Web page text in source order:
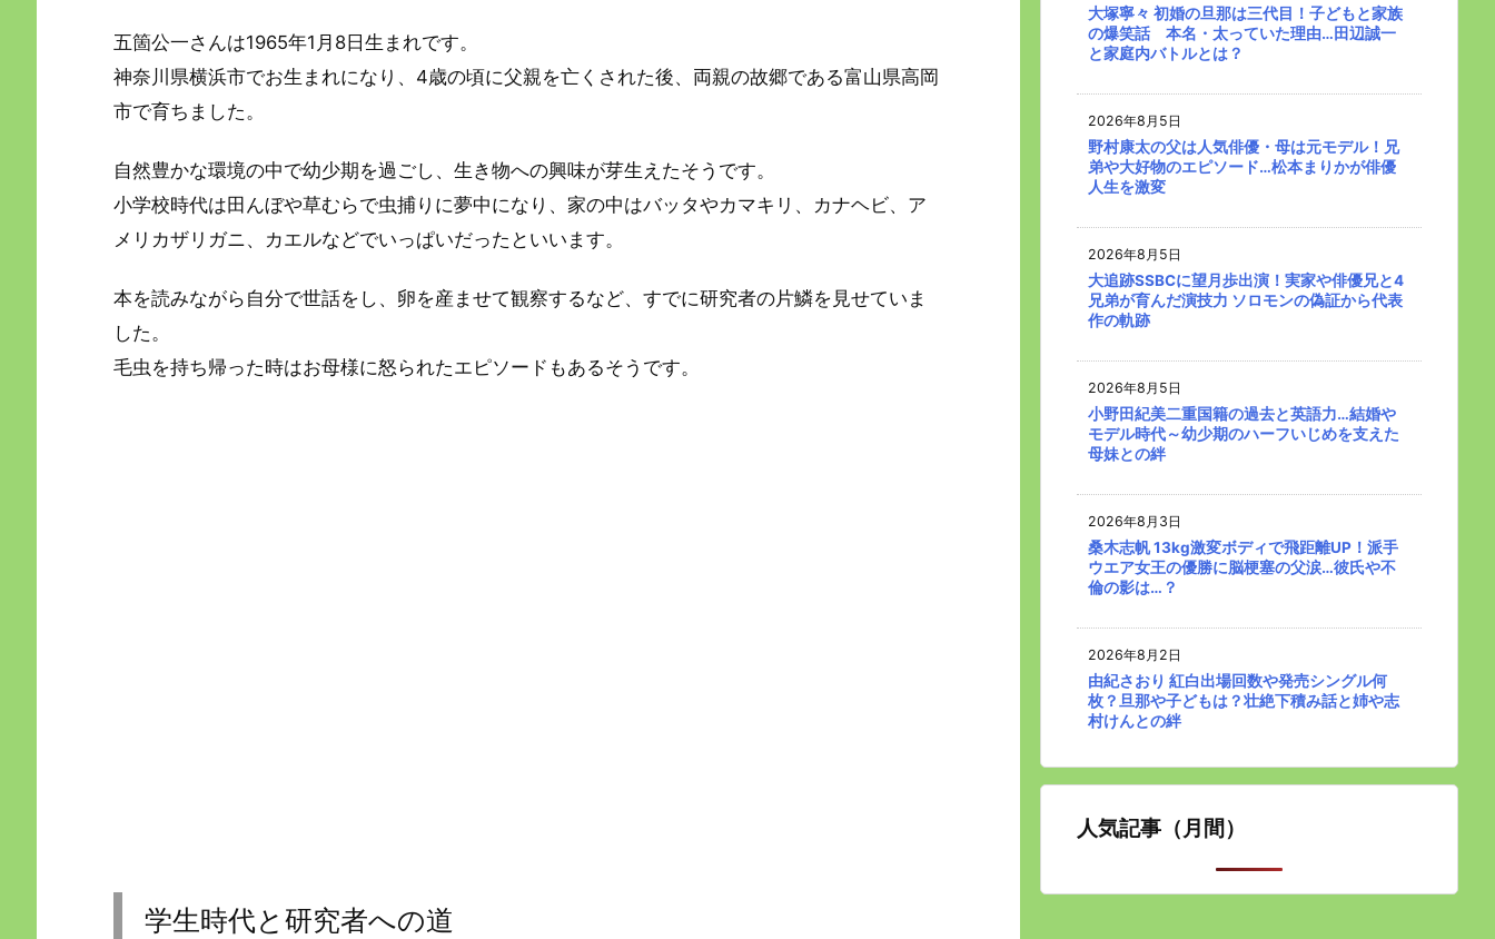
五箇公一さんは1965年1月8日生まれです。
神奈川県横浜市でお生まれになり、4歳の頃に父親を亡くされた後、両親の故郷である富山県高岡
市で育ちました。
自然豊かな環境の中で幼少期を過ごし、生き物への興味が芽生えたそうです。
小学校時代は田んぼや草むらで虫捕りに夢中になり、家の中はバッタやカマキリ、カナヘビ、ア
メリカザリガニ、カエルなどでいっぱいだったといいます。
本を読みながら自分で世話をし、卵を産ませて観察するなど、すでに研究者の片鱗を見せていま
した。
毛虫を持ち帰った時はお母様に怒られたエピソードもあるそうです。
学生時代と研究者への道
大塚寧々 初婚の旦那は三代目！子どもと家族
の爆笑話 本名・太っていた理由…田辺誠一
と家庭内バトルとは？
2026年8月5日
野村康太の父は人気俳優・母は元モデル！兄
弟や大好物のエピソード…松本まりかが俳優
人生を激変
2026年8月5日
大追跡SSBCに望月歩出演！実家や俳優兄と4
兄弟が育んだ演技力 ソロモンの偽証から代表
作の軌跡
2026年8月5日
小野田紀美二重国籍の過去と英語力…結婚や
モデル時代～幼少期のハーフいじめを支えた
母妹との絆
2026年8月3日
桑木志帆 13kg激変ボディで飛距離UP！派手
ウエア女王の優勝に脳梗塞の父涙…彼氏や不
倫の影は…？
2026年8月2日
由紀さおり 紅白出場回数や発売シングル何
枚？旦那や子どもは？壮絶下積み話と姉や志
村けんとの絆
人気記事（月間）